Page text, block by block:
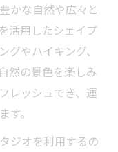
アップのコツ
のコツ
食事法の基本
ダイエット術
事管理の方法
習慣を取り入
かな自然や広々と
活用したシェイプ
やハイキング、
然の景色を楽しみ
レッシュでき、運
。
ジオを利用するの